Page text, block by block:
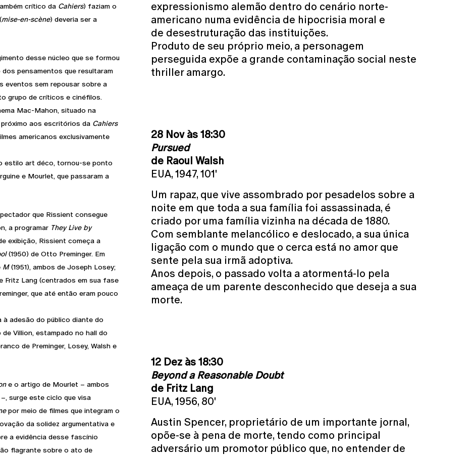
crítico da Cahiers) faziam o
mise-en-scène) deveria ser a
desse núcleo que se formou
pensamentos que resultaram
eventos sem repousar sobre a
grupo de críticos e cinéfilos.
Mac-Mahon, situado na
próximo aos escritórios da Cahiers
americanos exclusivamente
estilo art déco, tornou-se ponto
e Mourlet, que passaram a
que Rissient consegue
a programar They Live by
exibição, Rissient começa a
(1950) de Otto Preminger. Em
M(1951), ambos de Joseph Losey;
Fritz Lang (centrados em sua fase
que até então eram pouco
adesão do público diante do
Villion, estampado no hall do
de Preminger, Losey, Walsh e
e o artigo de Mourlet – ambos
surge este ciclo que visa
por meio de filmes que integram o
da solidez argumentativa e
a evidência desse fascínio
flagrante sobre o ato de
expressionismo alemão dentro do cenário norte-
americano numa evidência de hipocrisia moral e
de desestruturação das instituições.
Produto de seu próprio meio, a personagem
perseguida expõe a grande contaminação social neste
thriller amargo.
28 Nov às 18:30
Pursued
de Raoul Walsh
EUA, 1947, 101'
Um rapaz, que vive assombrado por pesadelos sobre a
noite em que toda a sua família foi assassinada, é
criado por uma família vizinha na década de 1880.
Com semblante melancólico e deslocado, a sua única
ligação com o mundo que o cerca está no amor que
sente pela sua irmã adoptiva.
Anos depois, o passado volta a atormentá-lo pela
ameaça de um parente desconhecido que deseja a sua
morte.
12 Dez às 18:30
Beyond a Reasonable Doubt
de Fritz Lang
EUA, 1956, 80'
Austin Spencer, proprietário de um importante jornal,
opõe-se à pena de morte, tendo como principal
adversário um promotor público que, no entender de